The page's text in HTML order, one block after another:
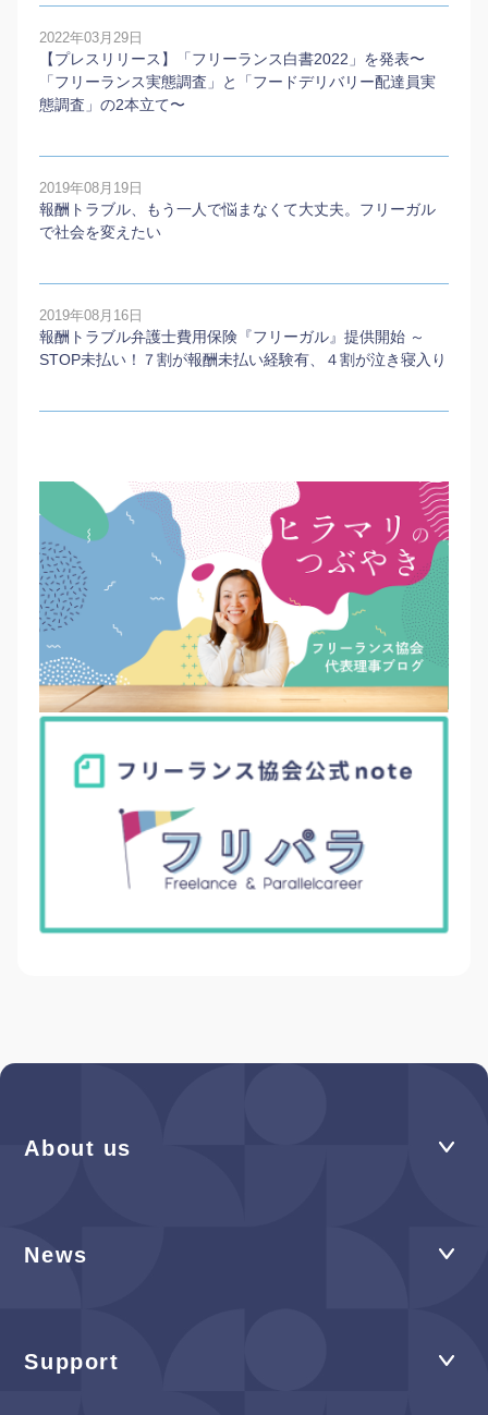
2022年03月29日
【プレスリリース】「フリーランス白書2022」を発表〜
「フリーランス実態調査」と「フードデリバリー配達員実
態調査」の2本⽴て〜
2019年08月19日
報酬トラブル、もう一人で悩まなくて大丈夫。フリーガル
で社会を変えたい
2019年08月16日
報酬トラブル弁護士費用保険『フリーガル』提供開始 ～
STOP未払い！７割が報酬未払い経験有、４割が泣き寝入り
About us
News
Support